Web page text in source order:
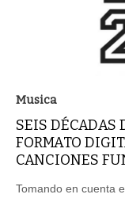
Musica
SEIS DÉCADAS
FORMATO
CANCIONES
Tomando en cuenta